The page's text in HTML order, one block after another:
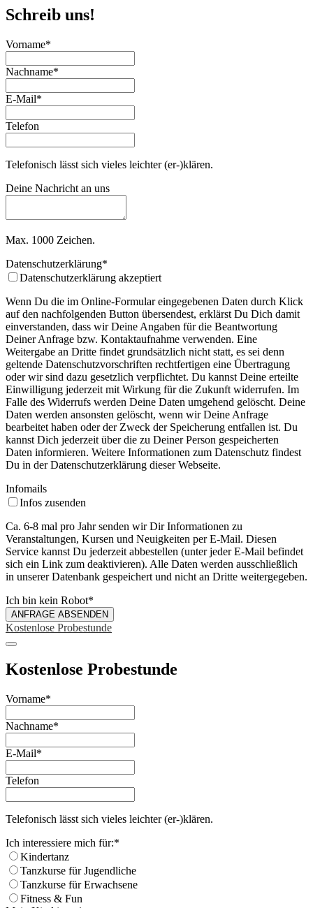
Schreib uns!
Vorname*
Nachname*
E-Mail*
Telefon
Telefonisch lässt sich vieles leichter (er-)klären.
Deine Nachricht an uns
Max. 1000 Zeichen.
Datenschutzerklärung*
Datenschutzerklärung akzeptiert
Wenn Du die im Online-Formular eingegebenen Daten durch Klick
auf den nachfolgenden Button übersendest, erklärst Du Dich damit
einverstanden, dass wir Deine Angaben für die Beantwortung
Deiner Anfrage bzw. Kontaktaufnahme verwenden. Eine
Weitergabe an Dritte findet grundsätzlich nicht statt, es sei denn
geltende Datenschutzvorschriften rechtfertigen eine Übertragung
oder wir sind dazu gesetzlich verpflichtet. Du kannst Deine erteilte
Einwilligung jederzeit mit Wirkung für die Zukunft widerrufen. Im
Falle des Widerrufs werden Deine Daten umgehend gelöscht. Deine
Daten werden ansonsten gelöscht, wenn wir Deine Anfrage
bearbeitet haben oder der Zweck der Speicherung entfallen ist. Du
kannst Dich jederzeit über die zu Deiner Person gespeicherten
Daten informieren. Weitere Informationen zum Datenschutz findest
Du in der Datenschutzerklärung dieser Webseite.
Infomails
Infos zusenden
Ca. 6-8 mal pro Jahr senden wir Dir Informationen zu
Veranstaltungen, Kursen und Neuigkeiten per E-Mail. Diesen
Service kannst Du jederzeit abbestellen (unter jeder E-Mail befindet
sich ein Link zum deaktivieren). Alle Daten werden ausschließlich
in unserer Datenbank gespeichert und nicht an Dritte weitergegeben.
Ich bin kein Robot*
ANFRAGE ABSENDEN
Website
URL
Kostenlose Probestunde
Kostenlose Probestunde
Vorname*
Nachname*
E-Mail*
Telefon
Telefonisch lässt sich vieles leichter (er-)klären.
Ich interessiere mich für:*
Kindertanz
Tanzkurse für Jugendliche
Tanzkurse für Erwachsene
Fitness & Fun